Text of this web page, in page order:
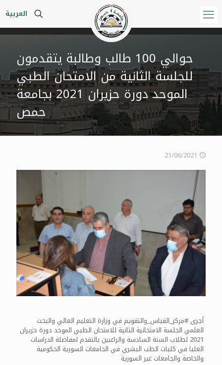
العربية
حوالي 100 طالب وطالبة يتقدمون
للجلسة الثانية من الامتحان الطبي
الموحد دورة حزيران 2021 بجامعة
حمص
21/06/2021
أجرى #مركز_القياس_والتقويم في وزارة التعليم العالي والبحث
العلمي الجلسة الامتحانية الثانية للامتحان الطبي الموحد دورة حزيران
2021 لطلاب السنة السادسة والراغبين بالتقدم لمفاضلة الدراسات
العليا في كليات الطب البشري في الجامعات السورية الحكومية
والخاصة والجامعات غير السورية